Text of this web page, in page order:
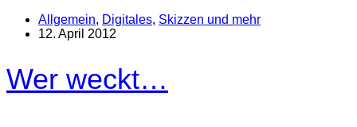
Allgemein, Digitales, Skizzen und mehr
12. April 2012
Wer weckt…